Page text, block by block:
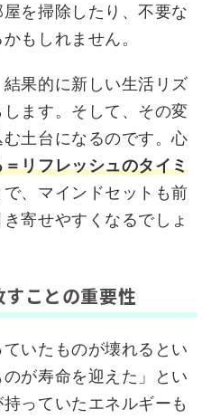
を掃除したり、不要な
もしれません。
果的に新しい生活リズ
ます。そして、その変
土台になるのです。心
リフレッシュのタイミ
、マインドセットも前
寄せやすくなるでしょ
ことの重要性
いたものが壊れるとい
が寿命を迎えた」とい
っていたエネルギーも